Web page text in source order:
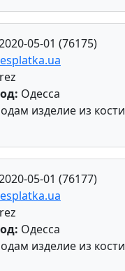
05-01 (76175)
Одесса
изделие из кости
05-01 (76177)
Одесса
изделие из кости